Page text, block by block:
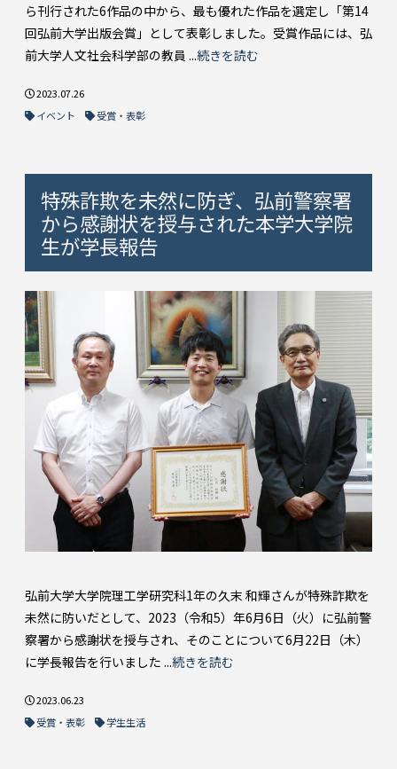
ら刊行された6作品の中から、最も優れた作品を選定し「第14
回弘前大学出版会賞」として表彰しました。受賞作品には、弘
前大学人文社会科学部の教員 ...続きを読む
2023.07.26
イベント
受賞・表彰
特殊詐欺を未然に防ぎ、弘前警察署
から感謝状を授与された本学大学院
生が学長報告
弘前大学大学院理工学研究科1年の久末 和輝さんが特殊詐欺を
未然に防いだとして、2023（令和5）年6月6日（火）に弘前警
察署から感謝状を授与され、そのことについて6月22日（木）
に学長報告を行いました ...続きを読む
2023.06.23
受賞・表彰
学生生活